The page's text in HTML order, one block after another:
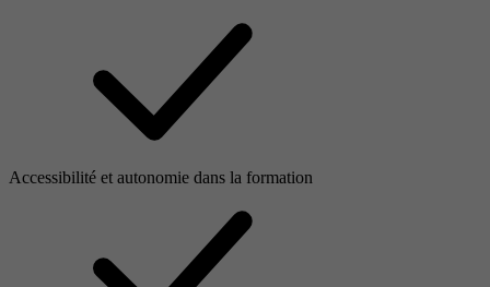
Accessibilité et autonomie dans la formation